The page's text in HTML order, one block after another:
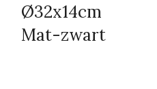
Ø32x14cm
Mat-zwart